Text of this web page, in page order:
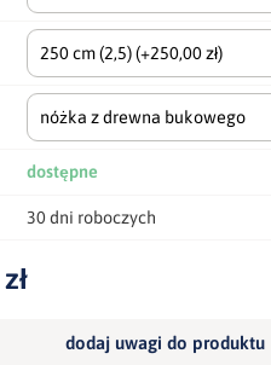
250 cm(2,5)(+250,00 zł)
nóżka z drewna bukowego
dostępne
30 dni roboczych
dodaj uwagi do produktu